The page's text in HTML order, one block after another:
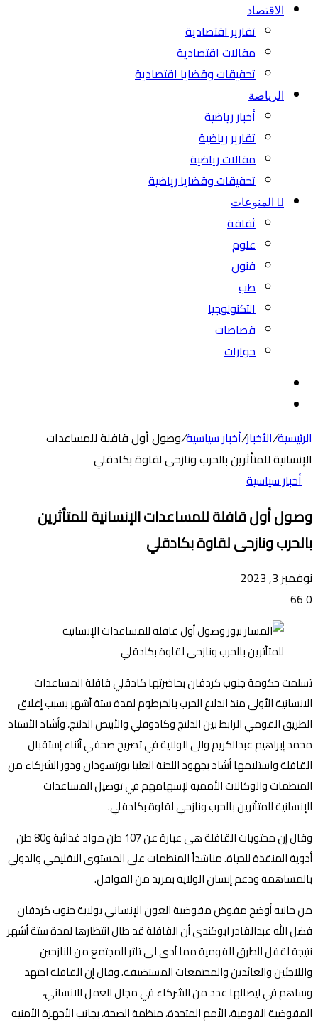
الاقتصاد
تقارير اقتصادية
مقالات اقتصادية
تحقيقات وقضايا اقتصادية
الرياضة
أخبار رياضية
تقارير رياضية
مقالات رياضية
تحقيقات وقضايا رياضية
المنوعات
ثقافة
علوم
فنون
طب
التكنولوجيا
قصاصات
حوارات
الرئيسية/الأخبار/أخبار سياسية/وصول أول قافلة للمساعدات
الإنسانية للمتأثرين بالحرب ونازحى لقاوة بكادقلي
أخبار سياسية
وصول أول قافلة للمساعدات الإنسانية للمتأثرين
بالحرب ونازحى لقاوة بكادقلي
نوفمبر 3, 2023
0
تسلمت حكومة جنوب كردفان بحاضرتها كادقلي قافلة المساعدات
الانسانية الأولى منذ اندلاع الحرب بالخرطوم لمدة ستة أشهر بسبب إغلاق
الطريق القومي الرابط بين الدلنج وكادوقلي والأبيض الدلنج، وأشاد الأستاذ
محمد إبراهيم عبدالكريم والى الولاية في تصريح صحفي أثناء إستقبال
القافلة واستلامها أشاد بجهود اللجنة العليا بورتسودان ودور الشركاء من
المنظمات والوكالات الأممية لإسهامهم في توصيل المساعدات
الإنسانية للمتأثرين بالحرب ونازحي لقاوة بكادقلي.
وقال إن محتويات القافلة هى عبارة عن 107 طن مواد غذائية و80 طن
أدوية المنقذة للحياة. مناشداً المنظمات على المستوى الاقليمي والدولي
بالمساهمة ودعم إنسان الولاية بمزيد من القوافل.
من جانبه أوضح مفوض مفوضية العون الإنساني بولاية جنوب كردفان
فضل الله عبدالقادر ابوكندى أن القافلة قد طال انتظارها لمدة ستة أشهر
نتيجة لقفل الطرق القومية مما أدى الى تاثر المجتمع من النازحين
واللاجئين والعائدين والمجتمعات المستضيفة. وقال إن القافلة اجتهد
وساهم في ايصالها عدد من الشركاء في مجال العمل الانساني،
المفوضية القومية، الأمم المتحدة، منظمة الصحة، بجانب الأجهزة الأمنيه